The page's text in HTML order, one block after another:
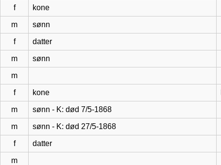
f kone
m sønn
f datter
m sønn
m
f kone
m sønn - K: død 7/5-1868
m sønn - K: død 27/5-1868
f datter
m